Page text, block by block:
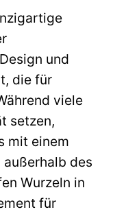
und
die für
viele
setzen,
mit einem
des
Wurzeln in
für